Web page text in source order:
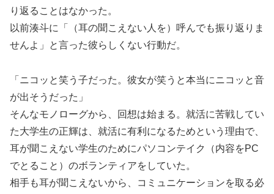
り返ることはなかった。
以前湊斗に「（耳の聞こえない人を）呼んでも振り返りま
せんよ」と言った彼らしくない行動だ。
「ニコッと笑う子だった。彼女が笑うと本当にニコッと音
が出そうだった」
そんなモノローグから、回想は始まる。就活に苦戦してい
た大学生の正輝は、就活に有利になるためという理由で、
耳が聞こえない学生のためにパソコンテイク（内容をPC
でとること）のボランティアをしていた。
相手も耳が聞こえないから、コミュニケーションを取る必